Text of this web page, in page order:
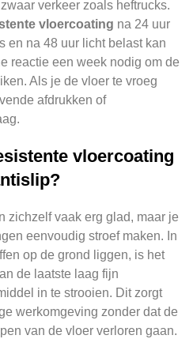
verkeer zoals heftrucks.
vloercoating na 24 uur
en na 48 uur licht belast kan
reactie een week nodig om de
Als je de vloer te vroeg
afdrukken of
vloercoating
zichzelf vaak erg glad, maar je
eenvoudig stroef maken. In
op de grond liggen, is het
de laatste laag fijn
in te strooien. Dit zorgt
werkomgeving zonder dat de
van de vloer verloren gaan.